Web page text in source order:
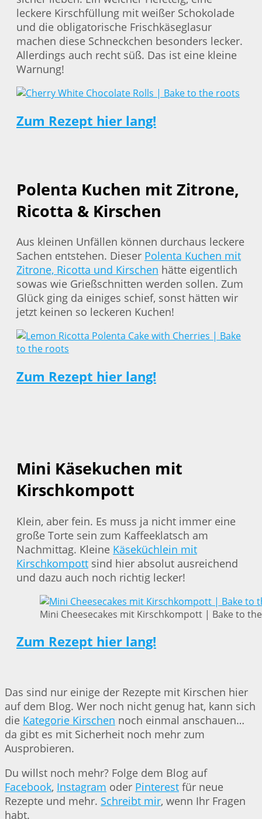
leckere Kirschfüllung mit weißer Schokolade
und die obligatorische Frischkäseglasur
machen diese Schneckchen besonders lecker.
Allerdings auch recht süß. Das ist eine kleine
Warnung!
Zum Rezept hier lang!
Polenta Kuchen mit Zitrone,
Ricotta & Kirschen
Aus kleinen Unfällen können durchaus leckere
Sachen entstehen. Dieser Polenta Kuchen mit
Zitrone, Ricotta und Kirschen hätte eigentlich
sowas wie Grießschnitten werden sollen. Zum
Glück ging da einiges schief, sonst hätten wir
jetzt keinen so leckeren Kuchen!
Zum Rezept hier lang!
Mini Käsekuchen mit
Kirschkompott
Klein, aber fein. Es muss ja nicht immer eine
große Torte sein zum Kaffeeklatsch am
Nachmittag. Kleine Käseküchlein mit
Kirschkompott sind hier absolut ausreichend
und dazu auch noch richtig lecker!
Mini Cheesecakes mit Kirschkompott | Bake to
Zum Rezept hier lang!
Das sind nur einige der Rezepte mit Kirschen hier
auf dem Blog. Wer noch nicht genug hat, kann sich
die Kategorie Kirschen noch einmal anschauen…
da gibt es mit Sicherheit noch mehr zum
Ausprobieren.
Du willst noch mehr? Folge dem Blog auf
Facebook, Instagram oder Pinterest für neue
Rezepte und mehr. Schreibt mir, wenn Ihr Fragen
habt.